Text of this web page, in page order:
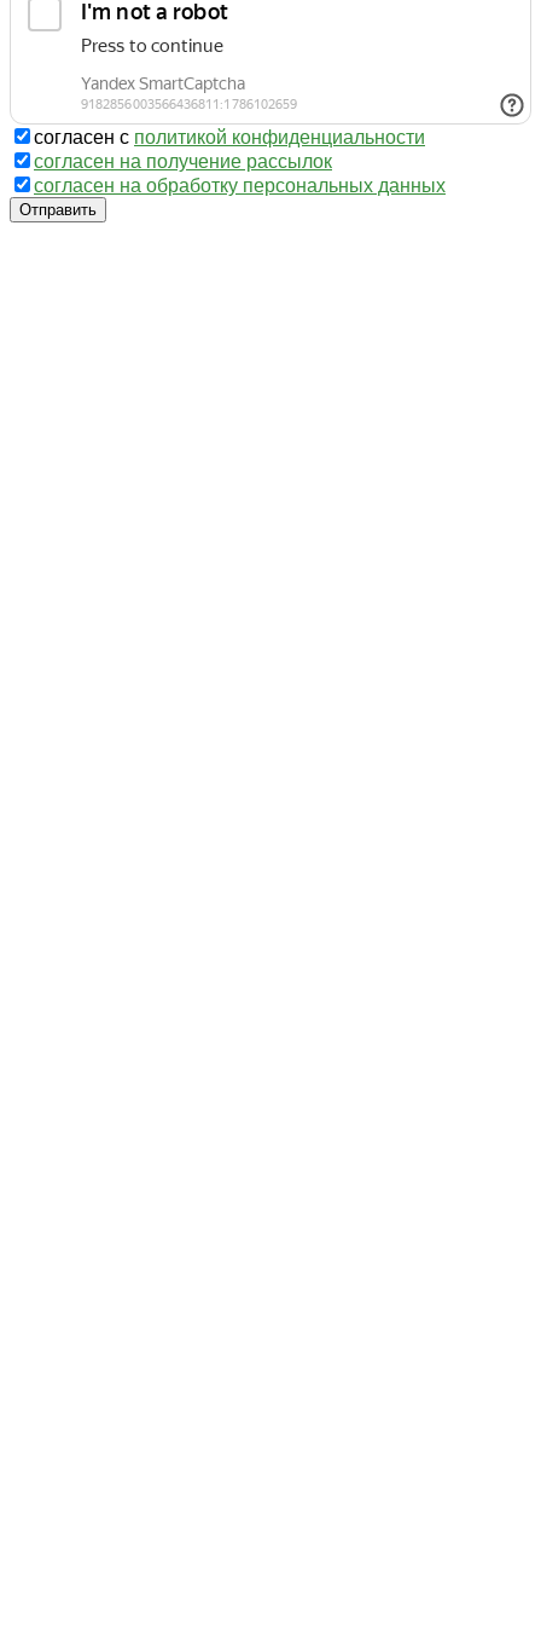
согласен с политикой конфиденциальности
согласен на получение рассылок
согласен на обработку персональных данных
Отправить